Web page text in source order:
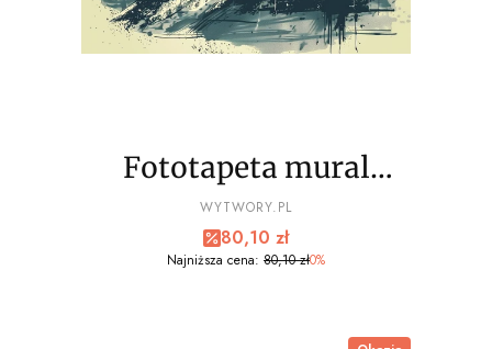
Fototapeta mural
EXTREME sport, bmx
wz1 - NA WYMIAR
PRODUCENT
WYTWORY.PL
Cena promocyjna
80,10 zł
Najniższa cena: 80,10 zł0%